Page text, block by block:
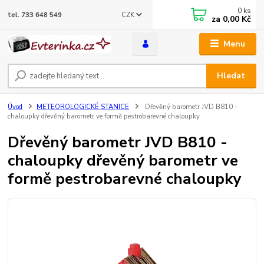
Menu
CZK
Hledat
tel. 733 648 549 0 ks
za 0,00 Kč
Úvod METEOROLOGICKÉ STANICE
Dřevěný barometr JVD B810 -
chaloupky dřevěný barometr ve formě pestrobarevné chaloupky
Dřevěný barometr JVD B810 -
chaloupky dřevěný barometr ve
formě pestrobarevné chaloupky